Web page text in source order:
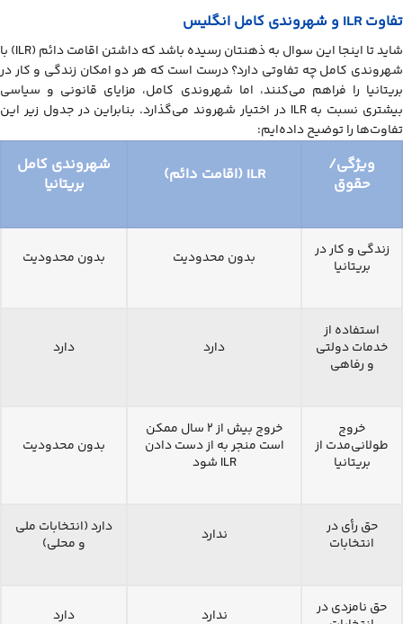
تفاوت ILR و شهروندی کامل انگلیس
شاید تا اینجا این سوال به ذهنتان رسیده باشد که داشتن اقامت دائم (ILR) با
شهروندی کامل چه تفاوتی دارد؟ درست است که هر دو امکان زندگی و کار در
بریتانیا را فراهم می‌کنند، اما شهروندی کامل، مزایای قانونی و سیاسی
بیشتری نسبت به ILR در اختیار شهروند می‌گذارد. بنابراین در جدول زیر این
تفاوت‌ها را توضیح داده‌ایم:
ویژگی/
حقوق
ILR (اقامت دائم)
شهروندی کامل
بریتانیا
زندگی و کار در
بریتانیا
بدون محدودیت بدون محدودیت
استفاده از
خدمات دولتی
و رفاهی
دارد دارد
خروج
طولانی‌مدت از
بریتانیا
خروج بیش از ۲ سال ممکن
است منجر به از دست دادن
ILR شود
بدون محدودیت
حق رأی در
انتخابات
ندارد
دارد (انتخابات ملی
و محلی)
حق نامزدی در
ندارد دارد